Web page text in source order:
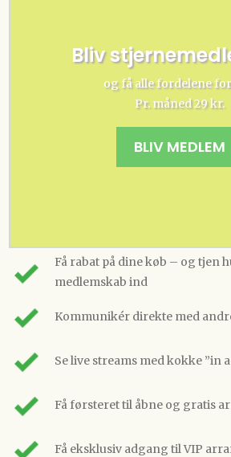
Bliv
og få alle fordelene
Pr. måned 29 kr.
BLIV MEDLEM
Få rabat på dine køb – og tjen
medlemskab ind
Kommunikér direkte med
Se live streams med kokke ”in
Få førsteret til åbne og gratis
Få eksklusiv adgang til VIP